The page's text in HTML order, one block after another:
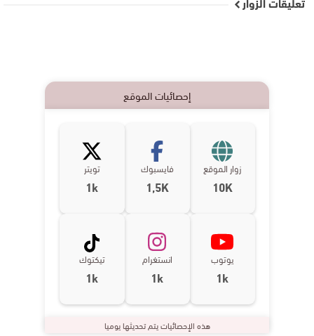
إحصائيات الموقع
زوار الموقع
10K
فايسبوك
1,5K
تويتر
1k
يوتوب
1k
انستغرام
1k
تيكتوك
1k
هذه الإحصائيات يتم تحديثها يوميا